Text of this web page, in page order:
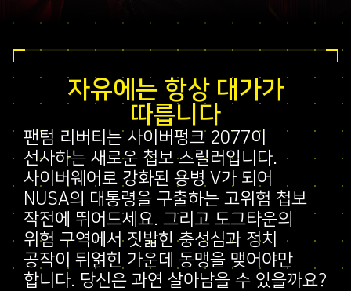
자유에는 항상 대가가
따릅니다
팬텀 리버티는 사이버펑크 2077이
선사하는 새로운 첩보 스릴러입니다.
사이버웨어로 강화된 용병 V가 되어
NUSA의 대통령을 구출하는 고위험 첩보
작전에 뛰어드세요. 그리고 도그타운의
위험 구역에서 짓밟힌 충성심과 정치
공작이 뒤얽힌 가운데 동맹을 맺어야만
합니다. 당신은 과연 살아남을 수 있을까요?